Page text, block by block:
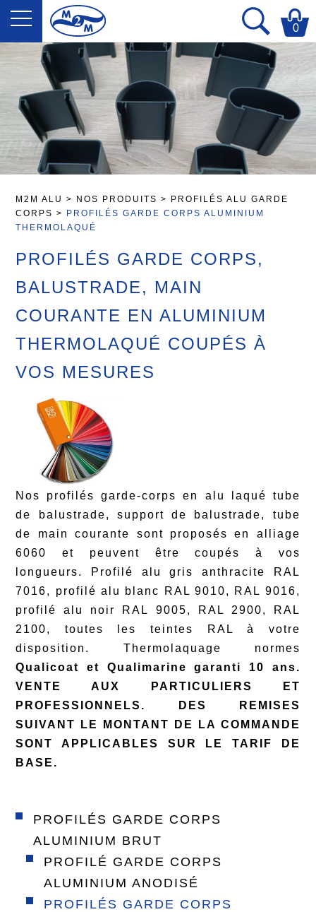
0
M2M ALU > NOS PRODUITS > PROFILÉS ALU GARDE
CORPS > PROFILÉS GARDE CORPS ALUMINIUM
THERMOLAQUÉ
PROFILÉS GARDE CORPS,
BALUSTRADE, MAIN
COURANTE EN ALUMINIUM
THERMOLAQUÉ COUPÉS À
VOS MESURES
Nos profilés garde-corps en alu laqué tube
de balustrade, support de balustrade, tube
de main courante sont proposés en alliage
6060 et peuvent être coupés à vos
longueurs. Profilé alu gris anthracite RAL
7016, profilé alu blanc RAL 9010, RAL 9016,
profilé alu noir RAL 9005, RAL 2900, RAL
2100, toutes les teintes RAL à votre
disposition. Thermolaquage normes
Qualicoat et Qualimarine garanti 10 ans.
VENTE AUX PARTICULIERS ET
PROFESSIONNELS. DES REMISES
SUIVANT LE MONTANT DE LA COMMANDE
SONT APPLICABLES SUR LE TARIF DE
BASE.
PROFILÉS GARDE CORPS
ALUMINIUM BRUT
PROFILÉ GARDE CORPS
ALUMINIUM ANODISÉ
PROFILÉS GARDE CORPS